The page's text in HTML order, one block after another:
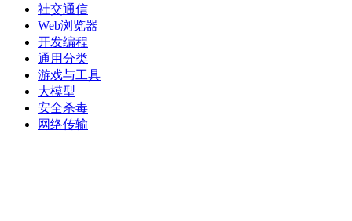
社交通信
Web浏览器
开发编程
通用分类
游戏与工具
大模型
安全杀毒
网络传输